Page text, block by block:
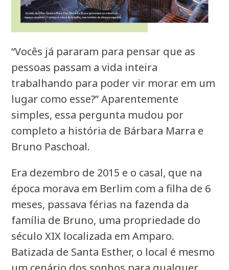
“Vocês já pararam para pensar que as
pessoas passam a vida inteira
trabalhando para poder vir morar em um
lugar como esse?” Aparentemente
simples, essa pergunta mudou por
completo a história de Bárbara Marra e
Bruno Paschoal.
Era dezembro de 2015 e o casal, que na
época morava em Berlim com a filha de 6
meses, passava férias na fazenda da
família de Bruno, uma propriedade do
século XIX localizada em Amparo.
Batizada de Santa Esther, o local é mesmo